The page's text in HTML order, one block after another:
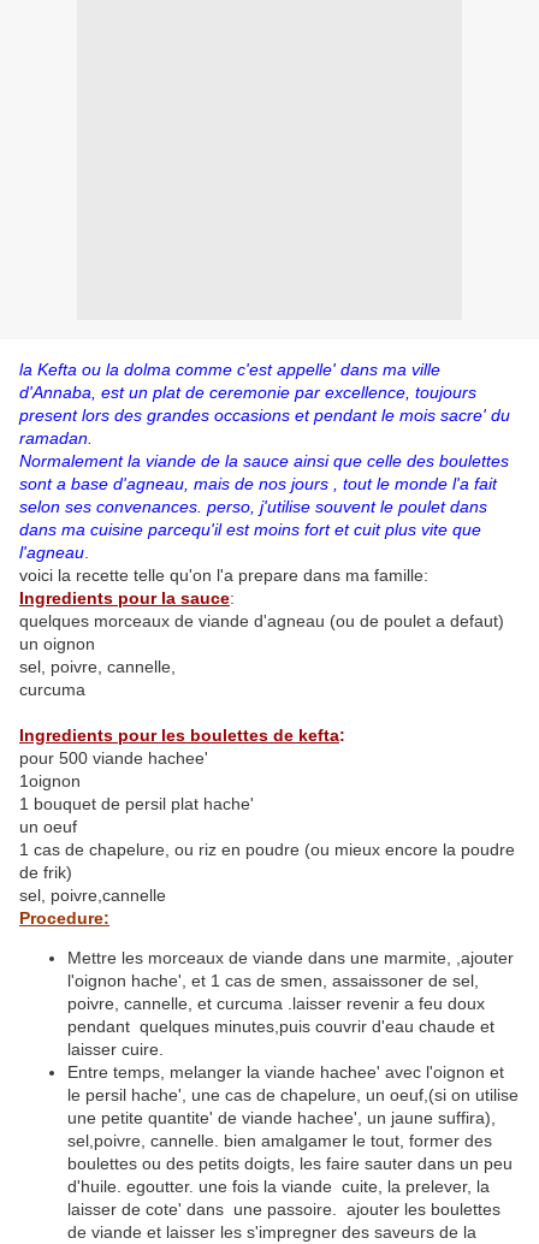
la Kefta ou la dolma comme c'est appelle' dans ma ville
d'Annaba, est un plat de ceremonie par excellence, toujours
present lors des grandes occasions et pendant le mois sacre' du
ramadan.
Normalement la viande de la sauce ainsi que celle des boulettes
sont a base d'agneau, mais de nos jours , tout le monde l'a fait
selon ses convenances. perso, j'utilise souvent le poulet dans
dans ma cuisine parcequ'il est moins fort et cuit plus vite que
l'agneau
voici la recette telle qu'on l'a prepare dans ma famille:
Ingredients pour la sauce:
quelques morceaux de viande d'agneau (ou de poulet a defaut)
un oignon
sel, poivre, cannelle,
curcuma
Ingredients pour les boulettes de kefta:
pour 500 viande hachee'
1oignon
1 bouquet de persil plat hache'
un oeuf
1 cas de chapelure, ou riz en poudre (ou mieux encore la poudre
de frik)
sel, poivre,cannelle
Procedure:
Mettre les morceaux de viande dans une marmite, ,ajouter
l'oignon hache', et 1 cas de smen, assaissoner de sel,
poivre, cannelle, et curcuma .laisser revenir a feu doux
pendant quelques minutes,puis couvrir d'eau chaude et
laisser cuire.
Entre temps, melanger la viande hachee' avec l'oignon et
le persil hache', une cas de chapelure, un oeuf,(si on utilise
une petite quantite' de viande hachee', un jaune suffira),
sel,poivre, cannelle. bien amalgamer le tout, former des
boulettes ou des petits doigts, les faire sauter dans un peu
d'huile. egoutter. une fois la viande cuite, la prelever, la
laisser de cote' dans une passoire. ajouter les boulettes
de viande et laisser les s'impregner des saveurs de la